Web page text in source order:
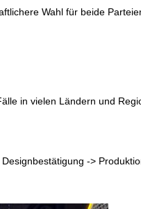
Wahl für beide
in vielen Ländern und
->